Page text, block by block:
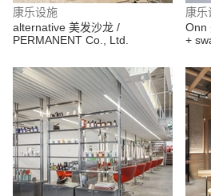
康乐设施
alternative 美发沙龙 /
PERMANENT Co., Ltd.
康乐
Onn
+